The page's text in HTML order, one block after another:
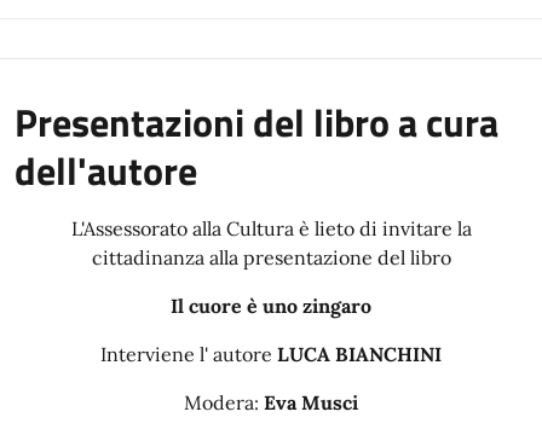
Presentazioni del libro a cura
dell'autore
L'Assessorato alla Cultura è lieto di invitare la
cittadinanza alla presentazione del libro
Il cuore è uno zingaro
Interviene l' autore LUCA BIANCHINI
Modera: Eva Musci